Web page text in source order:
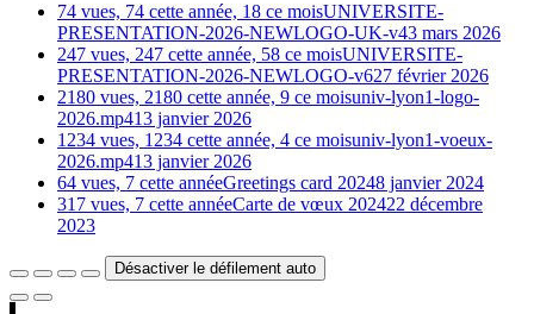
74 vues, 74 cette année, 18 ce moisUNIVERSITE-
PRESENTATION-2026-NEWLOGO-UK-v43 mars 2026
247 vues, 247 cette année, 58 ce moisUNIVERSITE-
PRESENTATION-2026-NEWLOGO-v627 février 2026
2180 vues, 2180 cette année, 9 ce moisuniv-lyon1-logo-
2026.mp413 janvier 2026
1234 vues, 1234 cette année, 4 ce moisuniv-lyon1-voeux-
2026.mp413 janvier 2026
64 vues, 7 cette annéeGreetings card 20248 janvier 2024
317 vues, 7 cette annéeCarte de vœux 202422 décembre
2023
Désactiver le défilement auto